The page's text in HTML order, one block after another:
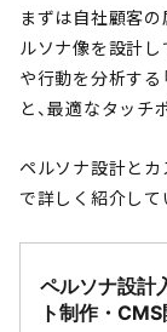
まずは自社顧客
ルソナ像を設計し
や行動を分析する
と、最適なタッチ
ペルソナ設計と
で詳しく紹介して
ペルソナ設計
ト制作・